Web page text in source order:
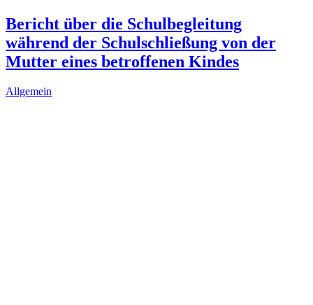
Bericht über die Schulbegleitung
während der Schulschließung von der
Mutter eines betroffenen Kindes
Allgemein